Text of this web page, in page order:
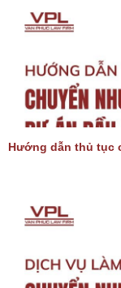
Hướng dẫn thủ tục